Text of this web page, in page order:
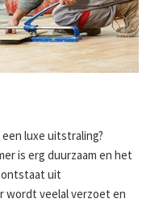
luxe uitstraling?
is erg duurzaam en het
uit
wordt veelal verzoet en